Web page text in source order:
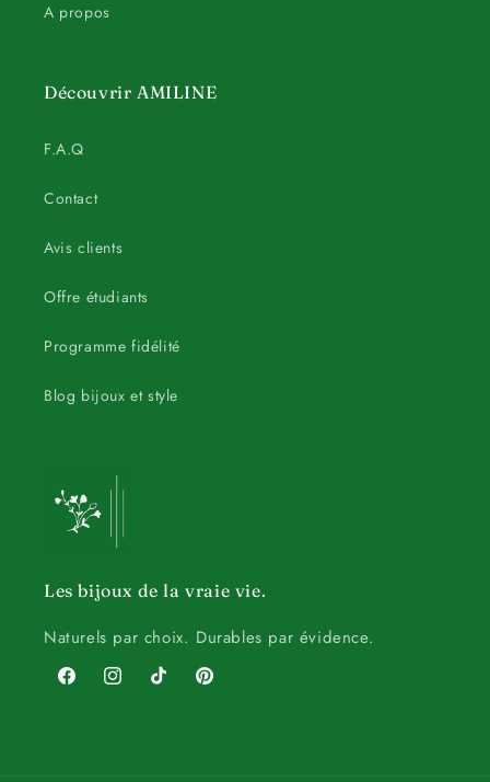
A propos
Découvrir AMILINE
F.A.Q
Contact
Avis clients
Offre étudiants
Programme fidélité
Blog bijoux et style
Les bijoux de la vraie vie.
Naturels par choix. Durables par évidence.
FacebookInstagramTikTok Pinterest